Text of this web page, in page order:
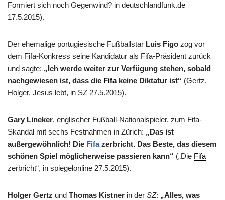
Formiert sich noch Gegenwind? in deutschlandfunk.de
17.5.2015).
Der ehemalige portugiesische Fußballstar Luis Figo zog vor
dem Fifa-Konkress seine Kandidatur als Fifa-Präsident zurück
und sagte: „Ich werde weiter zur Verfügung stehen, sobald
nachgewiesen ist, dass die Fifakeine Diktatur ist“ (Gertz,
Holger, Jesus lebt, in SZ 27.5.2015).
Gary Lineker, englischer Fußball-Nationalspieler, zum Fifa-
Skandal mit sechs Festnahmen in Zürich: „Das ist
außergewöhnlich! Die Fifazerbricht. Das Beste, das diesem
schönen Spiel möglicherweise passieren kann“ („Die Fifa
zerbricht“, in spiegelonline 27.5.2015).
Holger Gertz und Thomas Kistner in der SZ: „Alles, was